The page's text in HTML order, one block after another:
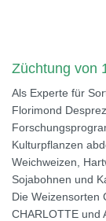
Züchtung von
Als Experte für
Florimond
Kulturpflanzen
Weichweizen,
Sojabohnen und
Die Weizensorten
CHARLOTTE und